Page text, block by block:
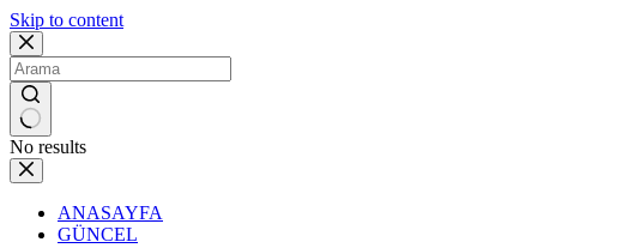
Skip to content
No results
ANASAYFA
GÜNCEL